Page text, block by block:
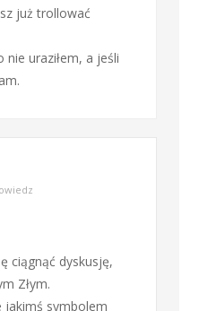
już trollować
uraziłem, a jeśli
ciągnąć dyskusję,
Złym.
jakimś symbolem